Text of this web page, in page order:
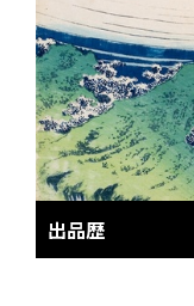
出品歴